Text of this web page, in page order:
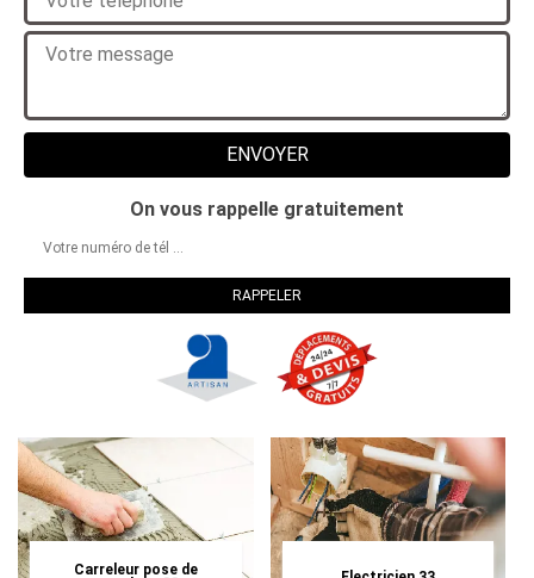
On vous rappelle gratuitement
Carreleur pose de